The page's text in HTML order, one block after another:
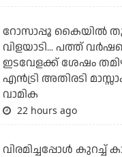
റോസാപ്പൂ കൈയില്‍
വിളയാടി... പത്ത്
ഇടവേളക്ക് ശേഷം
എന്‍ട്രി അതിരടി
വാമിക
22 hours ago
വിരമിച്ചപ്പോള്‍ കുറച്ച്